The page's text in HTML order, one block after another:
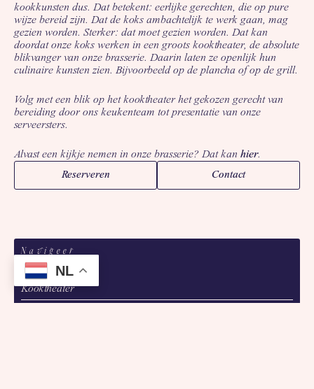
Navigeer
Brasserie
Kooktheater
kookkunsten dus. Dat betekent: eerlijke gerechten, die op pure
wijze bereid zijn. Dat de koks ambachtelijk te werk gaan, mag
gezien worden. Sterker: dat moet gezien worden. Dat kan
doordat onze koks werken in een groots kooktheater, de absolute
blikvanger van onze brasserie. Daarin laten ze openlijk hun
culinaire kunsten zien. Bijvoorbeeld op de plancha of op de grill.
Volg met een blik op het kooktheater het gekozen gerecht van
bereiding door ons keukenteam tot presentatie van onze
serveersters.
Alvast een kijkje nemen in onze brasserie? Dat kan hier.
Reserveren Contact
NL